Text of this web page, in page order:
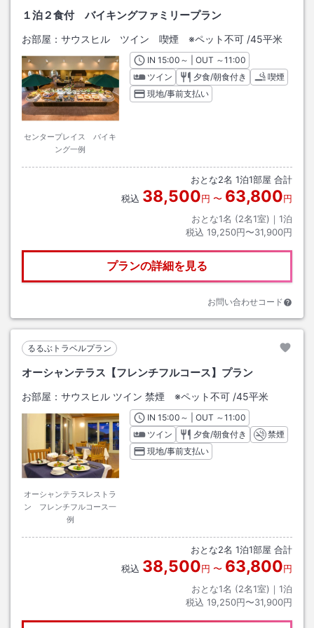
１泊２食付 バイキングファミリープラン
お部屋： サウスヒル ツイン 喫煙 ※ペット不可 /45平米
センタープレイス バイキ
ング一例
INチェックイン
15:00 ～ | OUT チェックアウト
～11:00
ツイン
夕食/朝食付き
喫煙
現地/事前支払い
おとな2名 1泊1部屋 合計
税込 38,500円 〜 63,800円
おとな1名 (2名1室)｜ 1泊
税込 19,250円〜31,900円
プランの詳細を見る
お問い合わせコード
るるぶトラベルプラン
オーシャンテラス【フレンチフルコース】プラン
お部屋： サウスヒル ツイン 禁煙 ※ペット不可 /45平米
オーシャンテラスレストラ
ン フレンチフルコース一
例
INチェックイン
15:00 ～ | OUT チェックアウト
～11:00
ツイン
夕食/朝食付き
禁煙
現地/事前支払い
おとな2名 1泊1部屋 合計
税込 38,500円 〜 63,800円
おとな1名 (2名1室)｜ 1泊
税込 19,250円〜31,900円